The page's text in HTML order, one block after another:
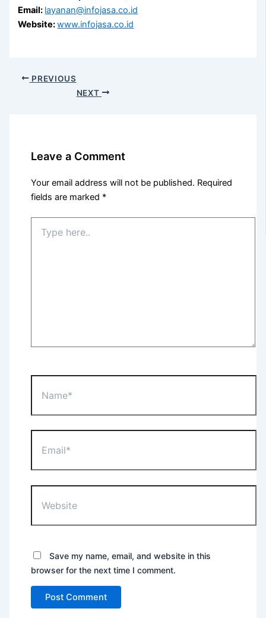
Email: layanan@infojasa.co.id
Website:www.infojasa.co.id
PREVIOUS
NEXT
Leave a Comment
Your email address will not be published. Required
fields are marked *
here..
Save my name, email, and website in this
browser for the next time I comment.